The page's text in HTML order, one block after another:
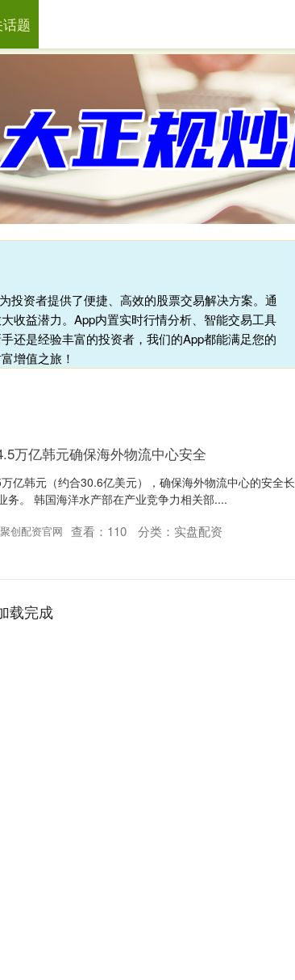
投资者提供了便捷、高效的股票交易解决方案。通
收益潜力。App内置实时行情分析、智能交易工具
还是经验丰富的投资者，我们的App都能满足您的
增值之旅！
题
万亿韩元确保海外物流中心安全
亿韩元（约合30.6亿美元），确保海外物流中心的安全长
务。 韩国海洋水产部在产业竞争力相关部....
创配资官网 查看： 110 分类： 实盘配资
载完成